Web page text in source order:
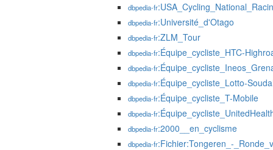
dbpedia-fr
dbpedia-fr:Université_d'Otago
dbpedia-fr:ZLM_Tour
dbpedia-fr:Équipe_cycliste_HTC-
dbpedia-fr
dbpedia-fr:Équipe_cycliste_Lotto-
dbpedia-fr:Équipe_cycliste_T-Mobile
dbpedia-fr
dbpedia-fr:2000__en_cyclisme
dbpedia-fr:Fichier:Tongeren_-